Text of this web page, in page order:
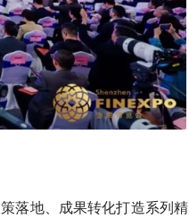
落地、成果转化打造系列精